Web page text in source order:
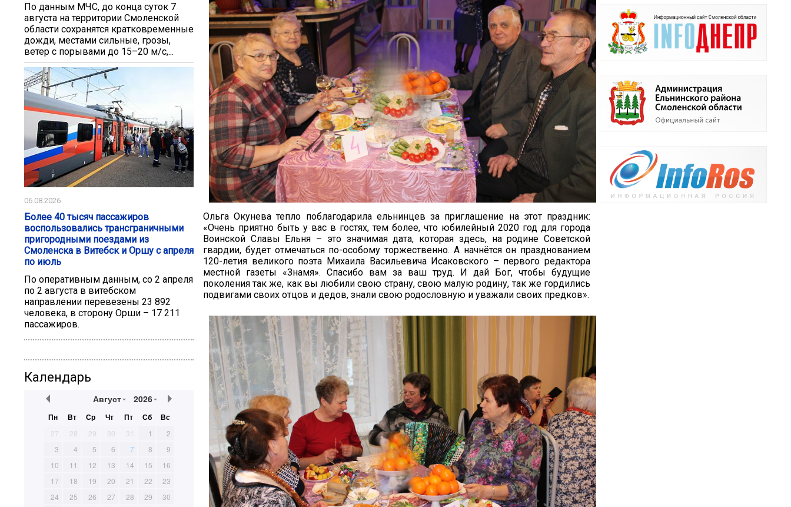
По данным МЧС, до конца суток 7
августа на территории Смоленской
области сохранятся кратковременные
дожди, местами сильные, грозы,
ветер с порывами до 15–20 м/с,...
06.08.2026
Более 40 тысяч пассажиров
воспользовались трансграничными
пригородными поездами из
Смоленска в Витебск и Оршу с апреля
по июль
По оперативным данным, со 2 апреля
по 2 августа в витебском
направлении перевезены 23 892
человека, в сторону Орши – 17 211
пассажиров.
Календарь
Август 2026
Пн Вт Ср Чт Пт Сб Вс
27 28 29 30 31 1
2
3
4 5 6 7 8
9
10
11 12 13 14 15
16
17
18 19 20 21 22
23
24
25 26 27 28 29
30
Ольга Окунева тепло поблагодарила ельнинцев за приглашение на этот праздник:
«Очень приятно быть у вас в гостях, тем более, что юбилейный 2020 год для города
Воинской Славы Ельня – это значимая дата, которая здесь, на родине Советской
гвардии, будет отмечаться по-особому торжественно. А начнётся он празднованием
120-летия великого поэта Михаила Васильевича Исаковского – первого редактора
местной газеты «Знамя». Спасибо вам за ваш труд. И дай Бог, чтобы будущие
поколения так же, как вы любили свою страну, свою малую родину, так же гордились
подвигами своих отцов и дедов, знали свою родословную и уважали своих предков».